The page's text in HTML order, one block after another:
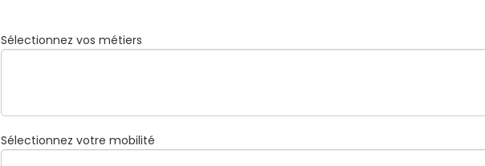
Sélectionnez vos métiers
Sélectionnez votre mobilité